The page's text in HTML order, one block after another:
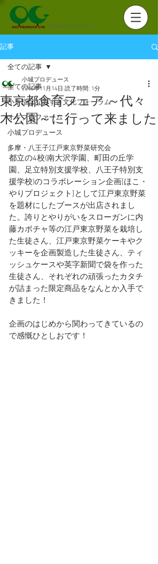
株式会社小城プロデュース
記事
全ての記事
小手指はなみずき文化フォーラム
オギプロファーム
小城プロデュース
多摩・八王子江戸東京野菜研究会
全ての記事
東京都食育フェア ～代々
木公園～に行って来ました
小城プロデュース
2016年11月14日 読了時間: 1分
都立の4校(南大沢学園、町田の丘学
園、足立特別支援学校、八王子特別支
援学校)のコラボレーション企画[ほこ・
やりプロジェクト]として江戸東京野菜
を題材にしたブースが出店されまし
た。誇りとやりがいをスローガンに内
藤カボチャ等の江戸東京野菜を栽培し
た生徒さん、江戸東京野菜ケーキやク
ッキーを企画製造した生徒さん、ティ
ッシュケースや英字新聞で袋を作った
生徒さん、それぞれの頑張ったカタチ
が詰まった限定商品をなんとか入手で
きました！
企画のはじめから関わってきているの
で感慨ひとしおです！